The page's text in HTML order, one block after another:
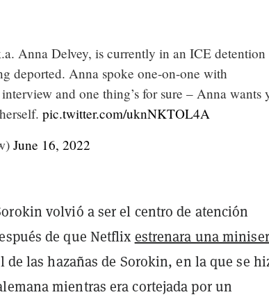
Anna Delvey, is currently in an ICE detention
deported. Anna spoke one-on-one with
and one thing’s for sure – Anna wants
pic.twitter.com/uknNKTOL4A
June 16, 2022
volvió a ser el centro de atención
de que Netflixestrenara una
de las hazañas de Sorokin, en la que se
mientras era cortejada por un